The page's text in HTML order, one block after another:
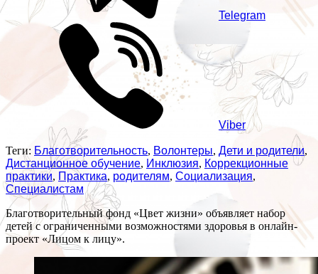
Telegram
Viber
Теги: Благотворительность, Волонтеры, Дети и родители,
Дистанционное обучение, Инклюзия, Коррекционные
практики, Практика, родителям, Социализация,
Специалистам
Благотворительный фонд «Цвет жизни» объявляет набор
детей с ограниченными возможностями здоровья в онлайн-
проект «Лицом к лицу».